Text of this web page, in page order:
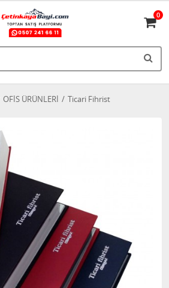
0
OFİS ÜRÜNLERİ Ticari Fihrist